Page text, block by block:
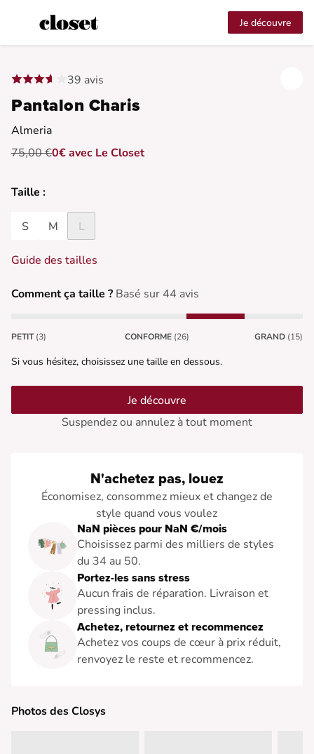
Je découvre
39 avis
Pantalon Charis
Almeria
75,00 €0€ avec Le Closet
Taille :
S M L
Guide des tailles
Comment ça taille ? Basé sur 44 avis
PETIT (3) CONFORME (26) GRAND (15)
Si vous hésitez, choisissez une taille en dessous.
Je découvre
Suspendez ou annulez à tout moment
N'achetez pas, louez
Économisez, consommez mieux et changez de
style quand vous voulez
NaN pièces pour NaN €/mois
Choisissez parmi des milliers de styles
du 34 au 50.
Portez-les sans stress
Aucun frais de réparation. Livraison et
pressing inclus.
Achetez, retournez et recommencez
Achetez vos coups de cœur à prix réduit,
renvoyez le reste et recommencez.
Photos des Closys